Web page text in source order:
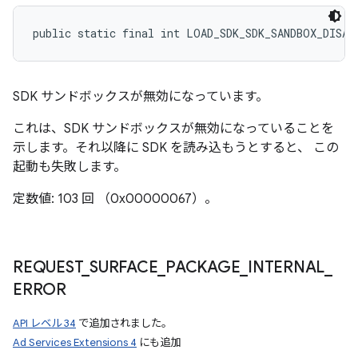
public static final int
SDK サンドボックスが無効になっています。
これは、SDK サンドボックスが無効になっていることを
示します。それ以降に SDK を読み込もうとすると、 この
起動も失敗します。
定数値: 103 回 （0x00000067）。
REQUEST_ SURFACE PACKAGE INTERNAL
ERROR
API レベル 34 で追加されました。
Ad Services Extensions 4 にも追加